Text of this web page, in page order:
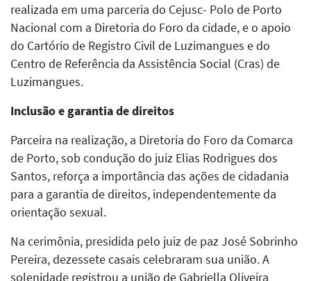
realizada em uma parceria do Cejusc- Polo de Porto
Nacional com a Diretoria do Foro da cidade, e o apoio
do Cartório de Registro Civil de Luzimangues e do
Centro de Referência da Assistência Social (Cras) de
Luzimangues.
Inclusão e garantia de direitos
Parceira na realização, a Diretoria do Foro da Comarca
de Porto, sob condução do juiz Elias Rodrigues dos
Santos, reforça a importância das ações de cidadania
para a garantia de direitos, independentemente da
orientação sexual.
Na cerimônia, presidida pelo juiz de paz José Sobrinho
Pereira, dezessete casais celebraram sua união. A
solenidade registrou a união de Gabriella Oliveira